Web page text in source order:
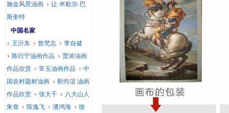
施金风景油画
让·米歇尔·巴
斯奎特
中国名家
王沂东
曾梵志
李自健
陈衍宁油画作品
贾涛油画
作品欣赏
常玉油画作品
中
国农村题材油画
靳尚谊 油画
作品欣赏
张大千
八大山人
朱耷
陈逸飞 潘鸿海
徐